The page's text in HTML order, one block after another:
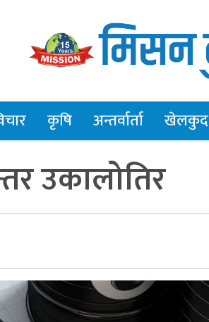
कृषि अन्तर्वार्ता खेलकुद
उकालोतिर